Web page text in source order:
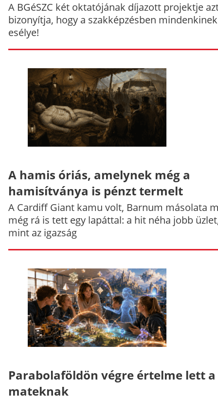
A BGéSZC két oktatójának díjazott projektje
bizonyítja, hogy a szakképzésben
esélye!
A hamis óriás, amelynek még a
hamisítványa is pénzt termelt
A Cardiff Giant kamu volt, Barnum másolata
még rá is tett egy lapáttal: a hit néha jobb
mint az igazság
Parabolaföldön végre értelme lett a
mateknak